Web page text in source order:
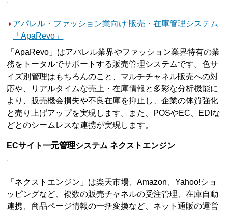
アパレル・ファッション業向け 販売・在庫管理システム
「ApaRevo」
「ApaRevo」はアパレル業界やファッション業界特有の業
務をトータルでサポートする販売管理システムです。色サ
イズ別管理はもちろんのこと、マルチチャネル販売への対
応や、リアルタイムな売上・在庫情報と多彩な分析機能に
より、販売機会損失や不良在庫を抑止し、企業の体質強化
と売り上げアップを実現します。また、POSやEC、EDIな
どとのシームレスな連携が実現します。
ECサイト一元管理システム ネクストエンジン
「ネクストエンジン」は楽天市場、Amazon、Yahoo!ショ
ッピングなど、複数の販売チャネルの受注管理、在庫自動
連携、商品ページ情報の一括変換など、ネット通販の運営